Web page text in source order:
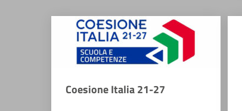
Coesione Italia 21-27